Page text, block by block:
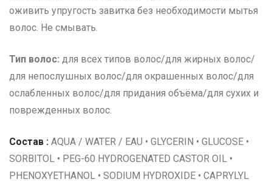
оживить упругость завитка без необходимости мытья
волос. Не смывать.
Тип волос: для всех типов волос/для жирных волос/
для непослушных волос/для окрашенных волос/для
ослабленных волос/для придания объёма/для сухих и
поврежденных волос.
Состав : AQUA / WATER / EAU • GLYCERIN • GLUCOSE •
SORBITOL • PEG-60 HYDROGENATED CASTOR OIL •
PHENOXYETHANOL • SODIUM HYDROXIDE • CAPRYLYL